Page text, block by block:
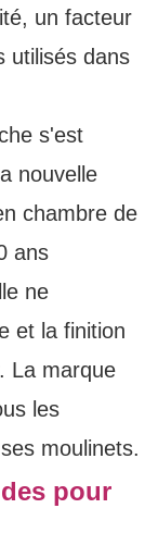
un facteur
utilisés dans
s'est
nouvelle
chambre de
ans
ne
et la finition
La marque
les
moulinets.
pour